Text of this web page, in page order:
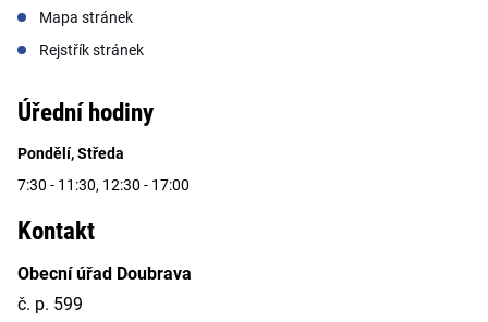
Mapa stránek
Rejstřík stránek
Úřední hodiny
Pondělí, Středa
7:30 - 11:30, 12:30 - 17:00
Kontakt
Obecní úřad Doubrava
č. p. 599